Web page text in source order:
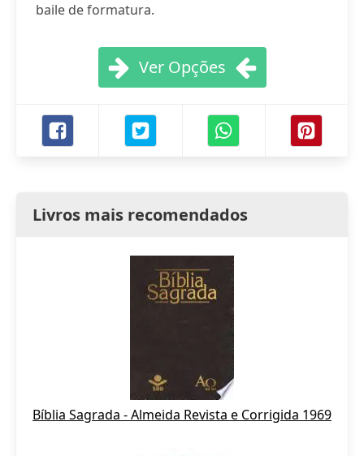
baile de formatura.
Ver Opções
Livros mais recomendados
Bíblia Sagrada - Almeida Revista e Corrigida 1969